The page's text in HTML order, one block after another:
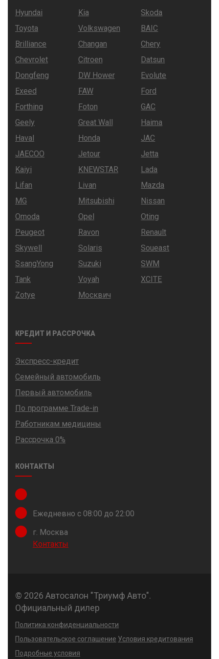
подходящую модель «Тойота» среди представленного
многообразия.
Hyundai Kia
Skoda
Toyota
Volkswagen
BAIC
Brilliance
Changan
Chery
Chevrolet
Citroen
Datsun
Dongfeng
DW Hower
Evolute
Exeed
FAW
Ford
Forthing
Foton
GAC
Geely
Great Wall
Haima
Haval
Honda
JAC
JAECOO
Jetour
Jetta
Kaiyi
KNEWSTAR
Lada
Lifan
Livan
Mazda
MG
Mitsubishi
Nissan
Omoda
Opel
Oting
Peugeot
Ravon
Renault
Skywell
Solaris
Soueast
SsangYong
Suzuki
SWM
Tank
Voyah
XCITE
Zotye
Москвич
КРЕДИТ И РАССРОЧКА
Экспресс-кредит
Семейный автомобиль
Первый автомобиль
По программе Trade-in
Работникам медицины
Рассрочка 0%
КОНТАКТЫ
Ежедневно с 08:00 до 22:00
г. Москва
Контакты
© 2026 Автосалон "Триумф Авто".
Официальный дилер
Политика конфиденциальности
Пользовательское соглашение Условия кредитования
Подробные условия